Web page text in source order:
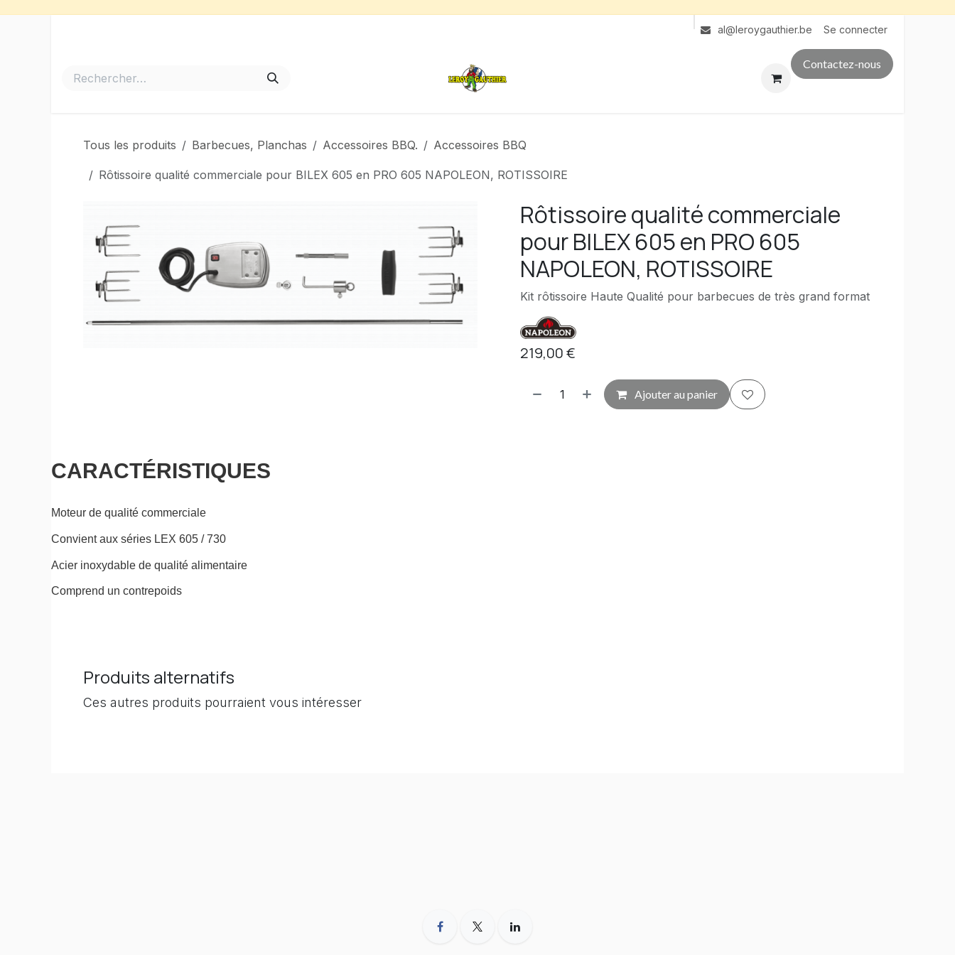
al@leroygauthier.be Se connecter
Contactez-nous
Tous les produits Barbecues, Planchas Accessoires BBQ. Accessoires BBQ
Rôtissoire qualité commerciale pour BILEX 605 en PRO 605 NAPOLEON, ROTISSOIRE
Rôtissoire qualité commerciale
pour BILEX 605 en PRO 605
NAPOLEON, ROTISSOIRE
Kit rôtissoire Haute Qualité pour barbecues de très grand format
219,00€
Ajouter au panier
CARACTÉRISTIQUES
Moteur de qualité commerciale
Convient aux séries LEX 605 / 730
Acier inoxydable de qualité alimentaire
Comprend un contrepoids
Produits alternatifs
Ces autres produits pourraient vous intéresser